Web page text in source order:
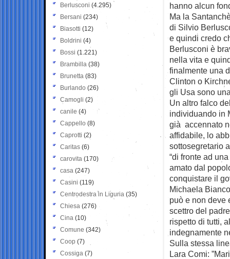
hanno alcun
Ma la
di Silvio
e quindi credo
Berlusconi è
nella vita e
finalmente una
Clinton o
gli Usa sono
Un altro falco
individuando in
già accennato
affidabile, lo
sottosegretario
“di fronte ad
amato dal
conquistare il
Michaela
può e non deve
scettro del
rispetto di tutti,
indegnamente
Sulla stessa
Lara Comi:
Berlusconi (4.295)
Bersani (234)
Biasotti (12)
Boldrini (4)
Bossi (1.221)
Brambilla (38)
Brunetta (83)
Burlando (26)
Camogli (2)
canile (4)
Cappello (8)
Caprotti (2)
Caritas (6)
carovita (170)
casa (247)
Casini (119)
Centrodestra in Liguria (35)
Chiesa (276)
Cina (10)
Comune (342)
Coop (7)
Cossiga (7)